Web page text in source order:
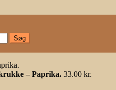
Søg
– Paprika. 33.00 kr.